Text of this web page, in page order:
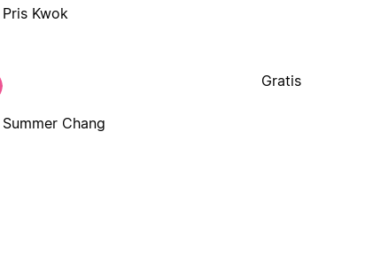
Pris Kwok
Summer Chang
Gratis